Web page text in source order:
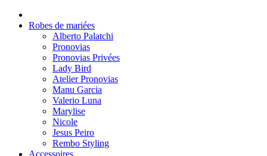
Robes de mariées
Alberto Palatchi
Pronovias
Pronovias Privées
Lady Bird
Atelier Pronovias
Manu Garcia
Valerio Luna
Marylise
Nicole
Jesus Peiro
Rembo Styling
Accessoires